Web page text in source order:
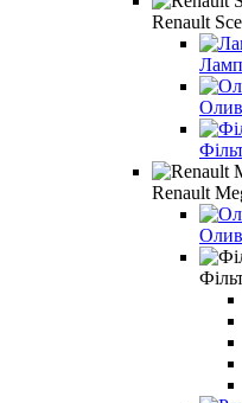
Renault
Renault